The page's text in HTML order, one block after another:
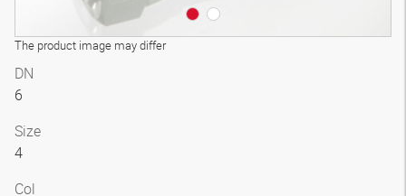
The product image may differ
DN
6
Size
4
Col